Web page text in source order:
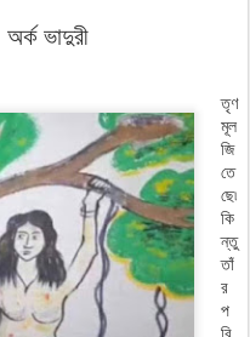
ভাদুরী
তৃণ
মূল
জি
তে
ছে৷
কি
ন্তু
তাঁ
র
প
রি